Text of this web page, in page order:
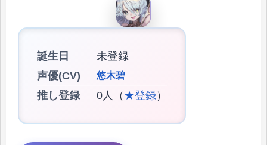
誕生日
未登録
声優(CV)
悠木碧
推し登録 0人（ ★登録）